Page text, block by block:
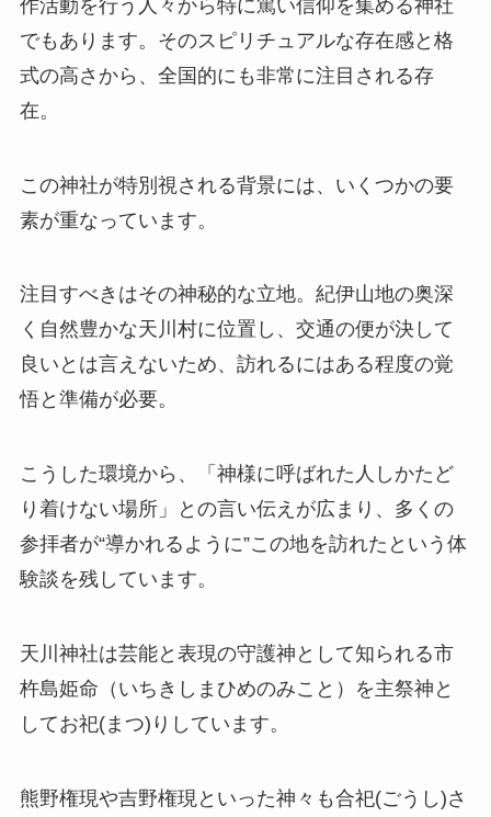
作活動を行う人々から特に篤い信仰を集める神社
でもあります。そのスピリチュアルな存在感と格
式の高さから、全国的にも非常に注目される存
在。
この神社が特別視される背景には、いくつかの要
素が重なっています。
注目すべきはその神秘的な立地。紀伊山地の奥深
く自然豊かな天川村に位置し、交通の便が決して
良いとは言えないため、訪れるにはある程度の覚
悟と準備が必要。
こうした環境から、「神様に呼ばれた人しかたど
り着けない場所」との言い伝えが広まり、多くの
参拝者が“導かれるように”この地を訪れたという体
験談を残しています。
天川神社は芸能と表現の守護神として知られる市
杵島姫命（いちきしまひめのみこと）を主祭神と
してお祀(まつ)りしています。
熊野権現や吉野権現といった神々も合祀(ごうし)さ